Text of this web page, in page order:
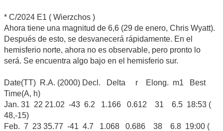
* C/2024 E1 ( Wierzchos )
Ahora tiene una magnitud de 6,6 (29 de enero, Chris Wyatt).
Después de esto, se desvanecerá rápidamente. En el
hemisferio norte, ahora no es observable, pero pronto lo
será. Se encuentra algo bajo en el hemisferio sur.
Date(TT) R.A. (2000) Decl. Delta r Elong. m1 Best
Time(A, h)
Jan. 31 22 21.02 -43 6.2 1.166 0.612 31 6.5 18:53 (
48,-15)
Feb. 7 23 35.77 -41 4.7 1.068 0.686 38 6.8 19:00 (